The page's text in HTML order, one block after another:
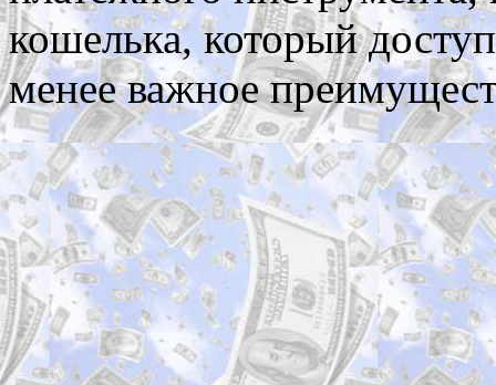
кошелька, который
менее важное